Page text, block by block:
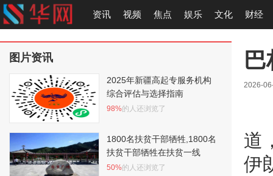
资讯 视频 焦点 娱乐 文化 财经
2026-
道
伊
图片资讯
2025年新疆高起专服务机构
综合评估与选择指南
98%的人还浏览了
1800名扶贫干部牺牲,1800名
扶贫干部牺牲在扶贫一线
50%的人还浏览了